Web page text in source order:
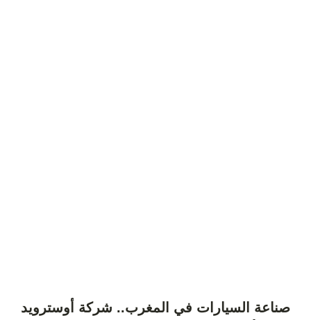
صناعة السيارات في المغرب.. شركة أوسترويد